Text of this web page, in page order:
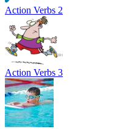
Action Verbs 2
Action Verbs 3